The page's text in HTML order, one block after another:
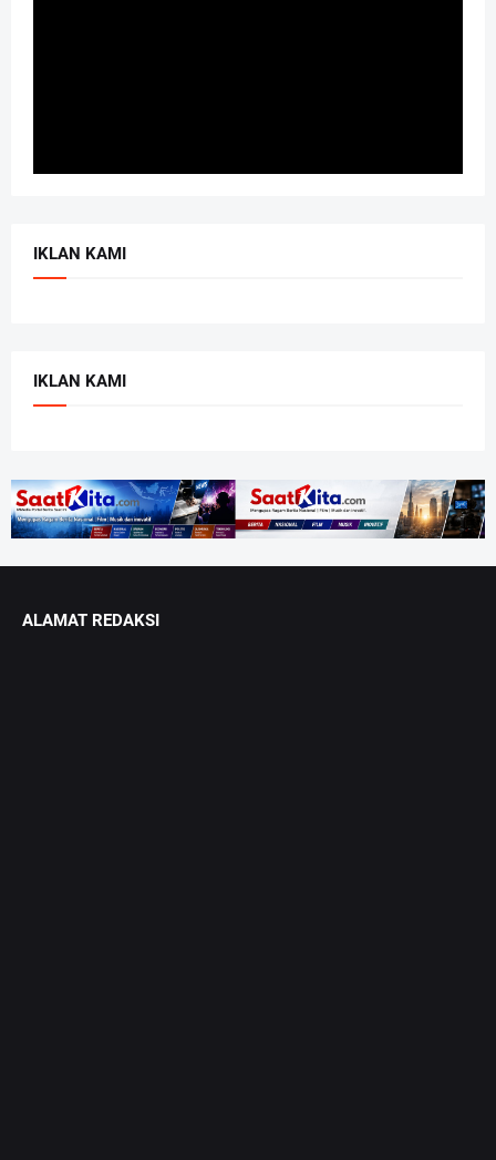
IKLAN KAMI
IKLAN KAMI
ALAMAT REDAKSI